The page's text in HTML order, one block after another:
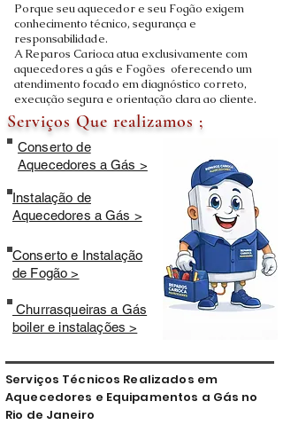
Porque seu aquecedor e seu Fogão exigem
conhecimento técnico, segurança e
responsabilidade.
A Reparos Carioca atua exclusivamente com
aquecedores a gás e Fogões oferecendo um
atendimento focado em diagnóstico correto,
execução segura e orientação clara ao cliente.
Serviços Que realizamos ;
Conserto de
Aquecedores a Gás >
Instalação de
Aquecedores a Gás >
Conserto e Instalação
de Fogão >
Churrasqueiras a Gás
boiler e instalações >
Serviços Técnicos Realizados em
Aquecedores e Equipamentos a Gás no
Rio de Janeiro